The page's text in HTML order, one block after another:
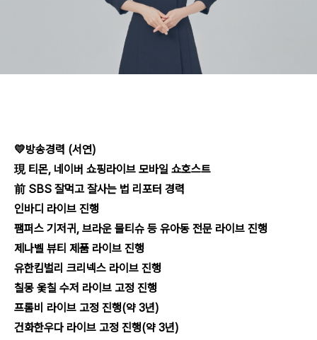
💛방송경력 (서연)
現 티몬, 네이버 쇼핑라이브 모바일 쇼호스트
前 SBS 잘먹고 잘사는 법 리포터 경력
인바디 라이브 진행
팸퍼스 기저귀, 브라운 물티슈 등 유아동 전문 라이브 진행
제나벨 뷰티 제품 라이브 진행
유한킴벌리 크리넥스 라이브 진행
칠몽 옻칠 수저 라이브 고정 진행
프롬비 라이브 고정 진행(약 3년)
건화한우다 라이브 고정 진행(약 3년)